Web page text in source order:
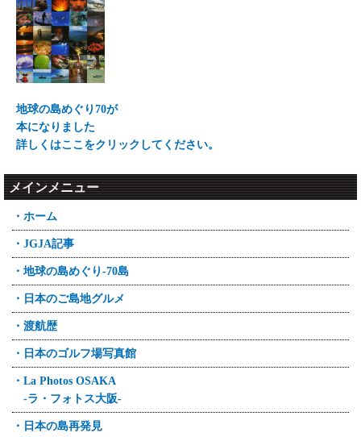
地球の島めぐり70が
本になりました
詳しくはここをクリックしてください。
メインメニュー
・ホーム
・JGJA記事
・地球の島めぐり-70島
・日本のご島地グルメ
・渡航歴
・日本のゴルフ場写真館
・La Photos OSAKA
-ラ・フォトス大阪-
・日本の島再発見